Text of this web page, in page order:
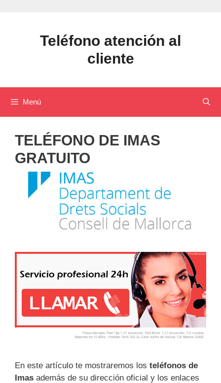
Teléfono atención al
cliente
Menú
TELÉFONO DE IMAS
GRATUITO
En este artículo te mostraremos los teléfonos de
Imas además de su dirección oficial y los enlaces